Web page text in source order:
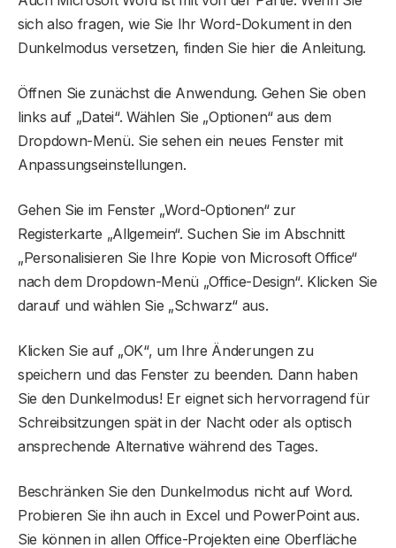
sich also fragen, wie Sie Ihr Word-Dokument in den
Dunkelmodus versetzen, finden Sie hier die Anleitung.
Öffnen Sie zunächst die Anwendung. Gehen Sie oben
links auf „Datei“. Wählen Sie „Optionen“ aus dem
Dropdown-Menü. Sie sehen ein neues Fenster mit
Anpassungseinstellungen.
Gehen Sie im Fenster „Word-Optionen“ zur
Registerkarte „Allgemein“. Suchen Sie im Abschnitt
„Personalisieren Sie Ihre Kopie von Microsoft Office“
nach dem Dropdown-Menü „Office-Design“. Klicken Sie
darauf und wählen Sie „Schwarz“ aus.
Klicken Sie auf „OK“, um Ihre Änderungen zu
speichern und das Fenster zu beenden. Dann haben
Sie den Dunkelmodus! Er eignet sich hervorragend für
Schreibsitzungen spät in der Nacht oder als optisch
ansprechende Alternative während des Tages.
Beschränken Sie den Dunkelmodus nicht auf Word.
Probieren Sie ihn auch in Excel und PowerPoint aus.
Sie können in allen Office-Projekten eine Oberfläche